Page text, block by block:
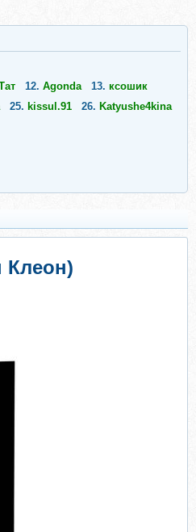
12. Agonda 13. ксoшик
25. kissul.91 26. Katyushe4kina
Клеон)